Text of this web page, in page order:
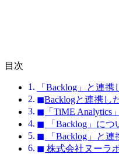
目次
「Backlog」と連
◼︎Backlogと連携し
◼︎「TiME Analytics
◼︎ 「Backlog」につ
◼︎ 「Backlog」と連
◼︎ 株式会社ヌーラ